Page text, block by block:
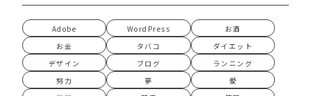
Adobe WordPress
お酒
お金
タバコ
ダイエット
デザイン
ブログ
ランニング
努力
夢
愛